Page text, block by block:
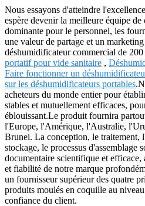
Nous essayons d'atteindre
espère devenir la meilleure équipe
dominante pour le personnel, les
une valeur de partage et un
déshumidificateur commercial de 200
portatif pour vide sanitaire ,
Faire fonctionner un
sur les déshumidificateurs portables
acheteurs du monde entier pour
stables et mutuellement efficaces,
éblouissant.Le produit fournira
l'Europe, l'Amérique, l'Australie,
Brunei. La conception, le traitement,
stockage, le processus d'assemblage
documentaire scientifique et
et fiabilité de notre marque
un fournisseur supérieur des quatre
produits moulés en coquille au
confiance du client.